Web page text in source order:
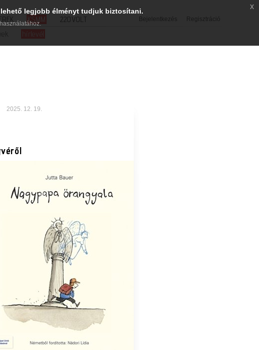
Bejelentkezés Regisztráció
KSMM
220VOLT
hírlevél
2025. 12. 19.
legjobb élményt tudjuk biztosítani.
x